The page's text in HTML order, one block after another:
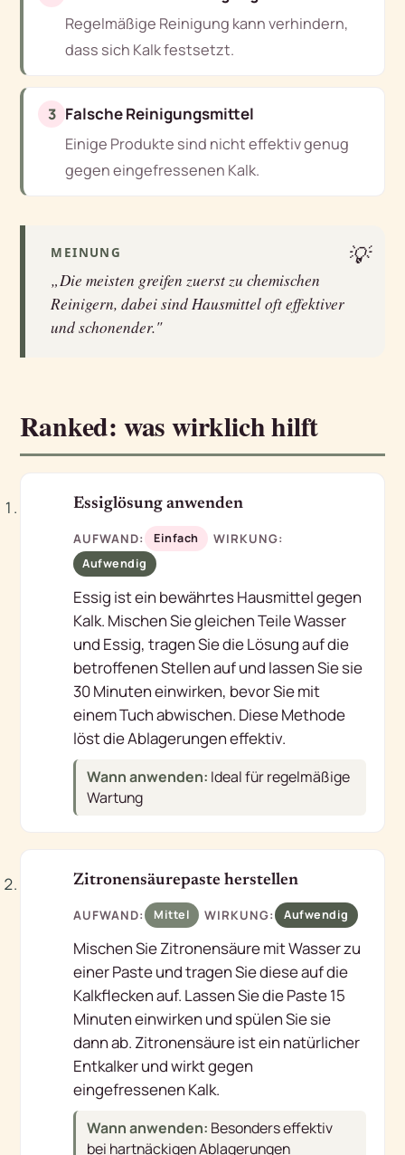
Regelmäßige Reinigung kann verhindern,
dass sich Kalk festsetzt.
3 Falsche Reinigungsmittel
Einige Produkte sind nicht effektiv genug
gegen eingefressenen Kalk.
💡
MEINUNG
„Die meisten greifen zuerst zu chemischen
Reinigern, dabei sind Hausmittel oft effektiver
und schonender."
Ranked: was wirklich hilft
Essiglösung anwenden
AUFWAND: Einfach WIRKUNG:
Aufwendig
Essig ist ein bewährtes Hausmittel gegen
Kalk. Mischen Sie gleichen Teile Wasser
und Essig, tragen Sie die Lösung auf die
betroffenen Stellen auf und lassen Sie sie
30 Minuten einwirken, bevor Sie mit
einem Tuch abwischen. Diese Methode
löst die Ablagerungen effektiv.
Wann anwenden: Ideal für regelmäßige
Wartung
Zitronensäurepaste herstellen
AUFWAND: Mittel WIRKUNG: Aufwendig
Mischen Sie Zitronensäure mit Wasser zu
einer Paste und tragen Sie diese auf die
Kalkflecken auf. Lassen Sie die Paste 15
Minuten einwirken und spülen Sie sie
dann ab. Zitronensäure ist ein natürlicher
Entkalker und wirkt gegen
eingefressenen Kalk.
Wann anwenden: Besonders effektiv
bei hartnäckigen Ablagerungen